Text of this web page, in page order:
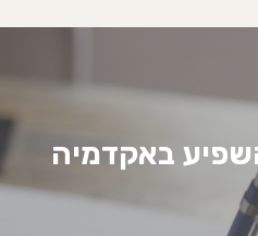
באקדמיה